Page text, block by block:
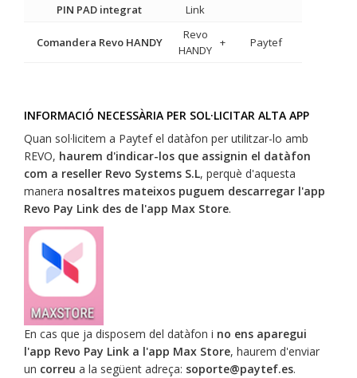
PIN PAD integrat
Link
Comandera Revo HANDY
Revo
HANDY
+ Paytef
INFORMACIÓ NECESSÀRIA PER SOL·LICITAR ALTA APP
Quan sol·licitem a Paytef el datàfon per utilitzar-lo amb
REVO, haurem d'indicar-los que assignin el datàfon
com a reseller Revo Systems S.L, perquè d'aquesta
manera nosaltres mateixos puguem descarregar l'app
Revo Pay Link des de l'app Max Store.
En cas que ja disposem del datàfon i no ens aparegui
l'app Revo Pay Link a l'app Max Store, haurem d'enviar
un correu a la següent adreça: soporte@paytef.es.